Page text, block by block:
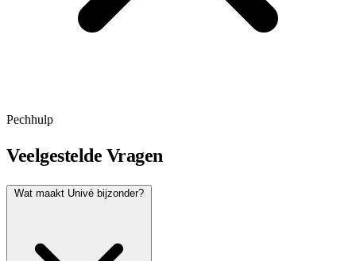
Pechhulp
Veelgestelde Vragen
Wat maakt Univé bijzonder?